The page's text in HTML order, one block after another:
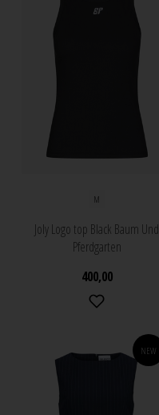
M
Joly Logo top Black Baum Und
Pferdgarten
400,00
NEW